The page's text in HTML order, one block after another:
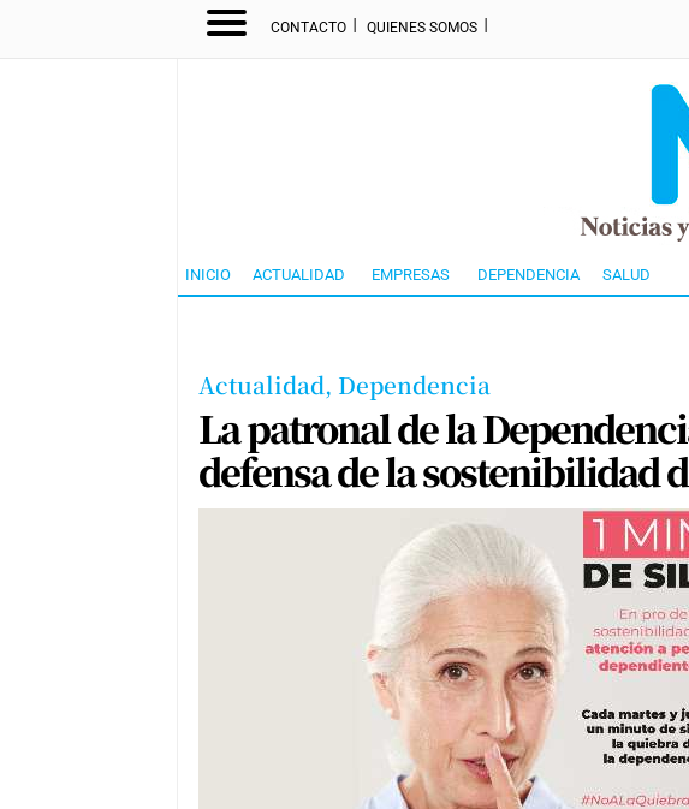
CONTACTO I QUIENES SOMOS I
INICIO ACTUALIDAD EMPRESAS DEPENDENCIA SALUD
Actualidad, Dependencia
La patronal de la
defensa de la sostenibilidad